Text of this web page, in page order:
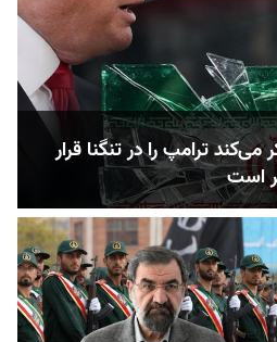
ترامپ را در تنگنا قرار
است